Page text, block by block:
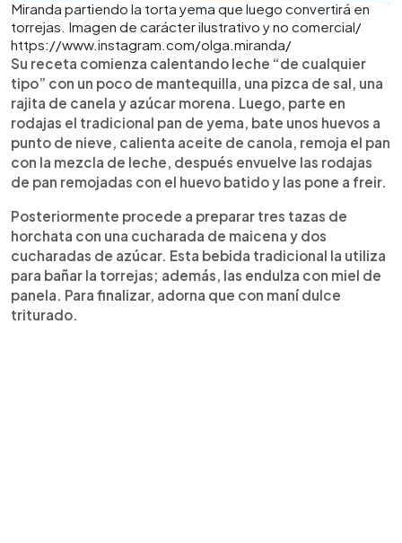
Miranda partiendo la torta yema que luego convertirá en
torrejas. Imagen de carácter ilustrativo y no comercial/
https://www.instagram.com/olga.miranda/
Su receta comienza calentando leche “de cualquier
tipo” con un poco de mantequilla, una pizca de sal, una
rajita de canela y azúcar morena. Luego, parte en
rodajas el tradicional pan de yema, bate unos huevos a
punto de nieve, calienta aceite de canola, remoja el pan
con la mezcla de leche, después envuelve las rodajas
de pan remojadas con el huevo batido y las pone a freir.
Posteriormente procede a preparar tres tazas de
horchata con una cucharada de maicena y dos
cucharadas de azúcar. Esta bebida tradicional la utiliza
para bañar la torrejas; además, las endulza con miel de
panela. Para finalizar, adorna que con maní dulce
triturado.